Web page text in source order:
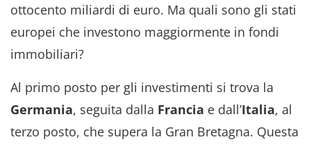
ottocento miliardi di euro. Ma quali sono gli stati
europei che investono maggiormente in fondi
immobiliari?
Al primo posto per gli investimenti si trova la
Germania, seguita dalla Francia e dall’Italia, al
terzo posto, che supera la Gran Bretagna. Questa